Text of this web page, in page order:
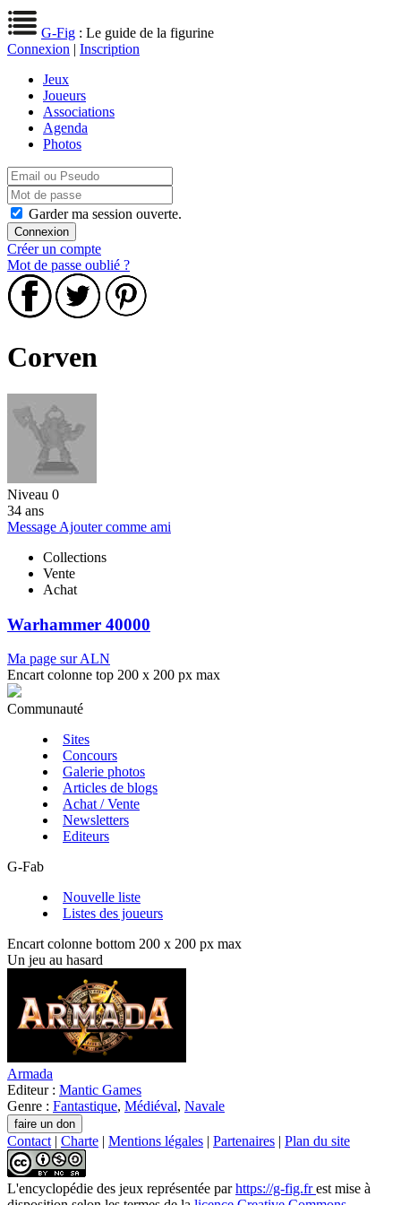
G-Fig : Le guide de la figurine
Connexion | Inscription
Jeux
Joueurs
Associations
Agenda
Photos
Garder ma session ouverte.
Créer un compte
Mot de passe oublié ?
Corven
Niveau 0
34 ans
Message Ajouter comme ami
Collections
Vente
Achat
Warhammer 40000
Ma page sur ALN
Encart colonne top 200 x 200 px max
Communauté
Sites
Concours
Galerie photos
Articles de blogs
Achat / Vente
Newsletters
Editeurs
G-Fab
Nouvelle liste
Listes des joueurs
Encart colonne bottom 200 x 200 px max
Un jeu au hasard
Armada
Editeur : Mantic Games
Genre : Fantastique, Médiéval, Navale
Contact | Charte | Mentions légales | Partenaires | Plan du site
L'encyclopédie des jeux représentée parhttps://g-fig.frest mise à